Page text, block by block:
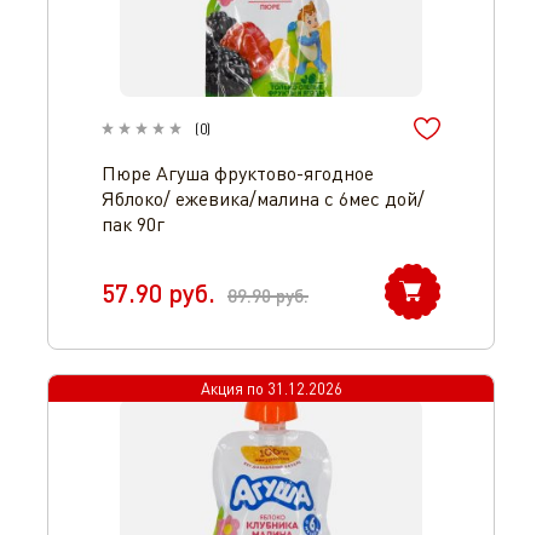
(0)
Пюре Агуша фруктово-ягодное
Яблоко/ ежевика/малина с 6мес дой/
пак 90г
57.90 руб. 89.90руб.
Акция по 31.12.2026